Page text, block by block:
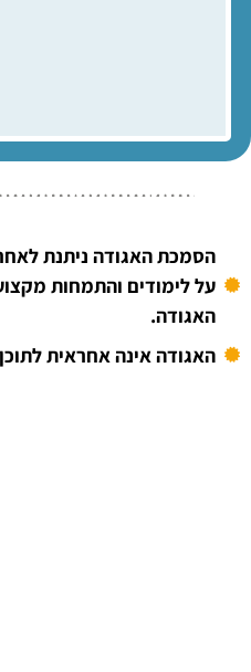
הסמכת האגודה ניתנת
על לימודים והתמחות
האגודה.
האגודה אינה אחראית